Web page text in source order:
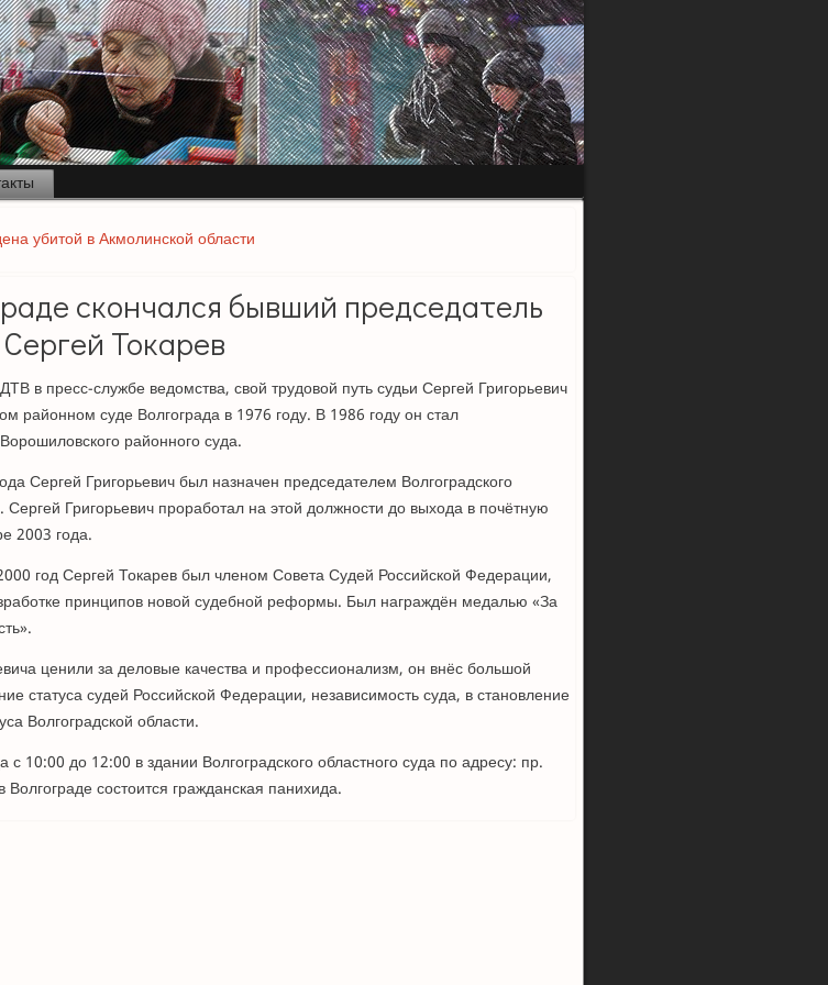
убитой в Акмолинской области
скончался бывший председатель
Токарев
в пресс-службе ведомства, свой трудовой путь судьи Сергей Григорьевич
районном суде Волгограда в 1976 году. В 1986 году он стал
районного суда.
Сергей Григорьевич был назначен председателем Волгоградского
Сергей Григорьевич проработал на этой должности до выхода в почётную
2003 года.
год Сергей Токарев был членом Совета Судей Российской Федерации,
принципов новой судебной реформы. Был награждён медалью «За
ценили за деловые качества и профессионализм, он внёс большой
статуса судей Российской Федерации, независимость суда, в становление
Волгоградской области.
с 10:00 до 12:00 в здании Волгоградского областного суда по адресу: пр.
состоится гражданская панихида.